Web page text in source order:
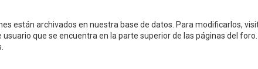
están archivados en nuestra base de datos. Para modificarlos,
que se encuentra en la parte superior de las páginas del foro.